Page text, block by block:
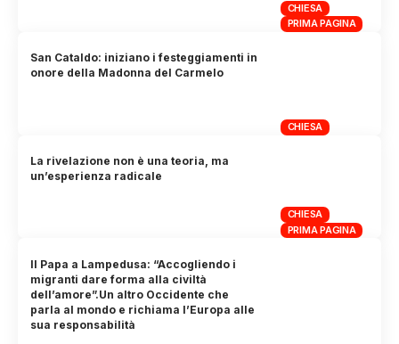
CHIESA
PRIMA PAGINA
CHIESA
San Cataldo: iniziano i festeggiamenti in
onore della Madonna del Carmelo
CHIESA
PRIMA PAGINA
La rivelazione non è una teoria, ma
un’esperienza radicale
Il Papa a Lampedusa: “Accogliendo i
migranti dare forma alla civiltà
dell’amore”.Un altro Occidente che
parla al mondo e richiama l’Europa alle
sua responsabilità